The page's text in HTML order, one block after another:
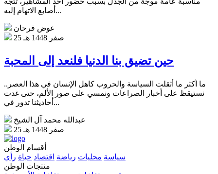
أصابع الاتهام إليه...
عوض فرحان
25 صفر 1448 هـ
حين تضيق بنا الدنيا فلنعد إلى المحبة
ما أكثر ما أثقلت السياسة والحروب كاهل الإنسان في هذا العصر..
نستيقظ على أخبار الصراعات ونمسي على صور الألم، حتى غدت
أحاديثنا تدور في...
عبدالله محمد آل الشيخ
25 صفر 1448 هـ
أقسام الوطن
سياسة محليات رياضة اقتصاد حياة رأي
منتجات الوطن